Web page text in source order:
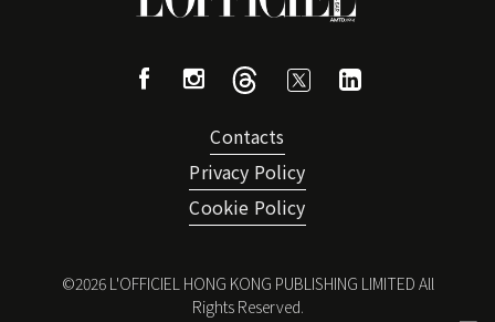
Contacts
Privacy Policy
Cookie Policy
©2026L'OFFICIEL HONG KONG PUBLISHING LIMITED All
Rights Reserved.